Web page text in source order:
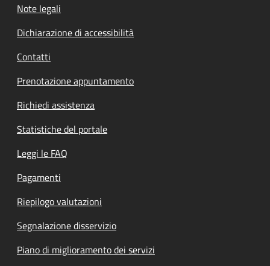
Note legali
Dichiarazione di accessibilità
Contatti
Prenotazione appuntamento
Richiedi assistenza
Statistiche del portale
Leggi le FAQ
Pagamenti
Riepilogo valutazioni
Segnalazione disservizio
Piano di miglioramento dei servizi